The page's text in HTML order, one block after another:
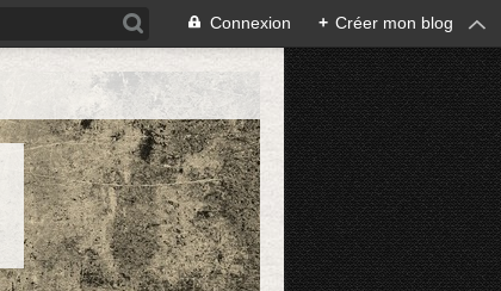
Connexion + Créer mon blog